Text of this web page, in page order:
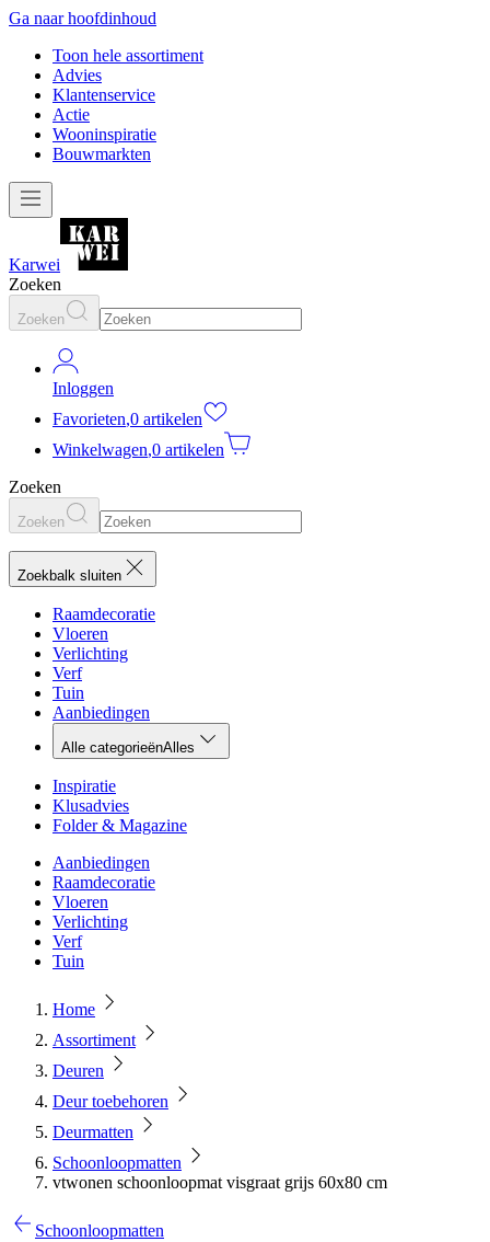
Ga naar hoofdinhoud
Toon hele assortiment
Advies
Klantenservice
Actie
Wooninspiratie
Bouwmarkten
Karwei
Zoeken
Zoeken
Inloggen
Favorieten,0 artikelen
Winkelwagen,0 artikelen
Zoeken
Zoeken
Zoekbalk sluiten
Raamdecoratie
Vloeren
Verlichting
Verf
Tuin
Aanbiedingen
Alle categorieënAlles
Inspiratie
Klusadvies
Folder & Magazine
Aanbiedingen
Raamdecoratie
Vloeren
Verlichting
Verf
Tuin
Home
Assortiment
Deuren
Deur toebehoren
Deurmatten
Schoonloopmatten
vtwonen schoonloopmat visgraat grijs 60x80 cm
Schoonloopmatten